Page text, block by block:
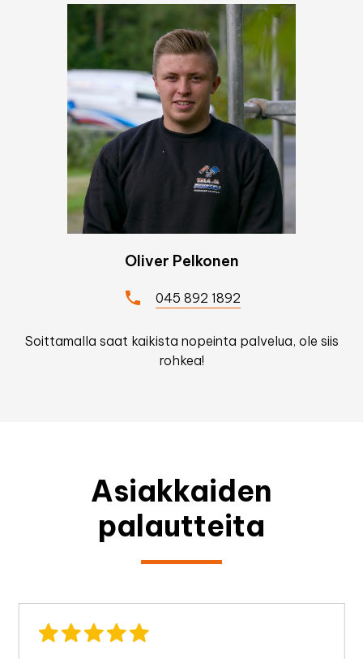
Oliver Pelkonen
045 892 1892
Soittamalla saat kaikista nopeinta palvelua, ole siis
rohkea!
Asiakkaiden
palautteita